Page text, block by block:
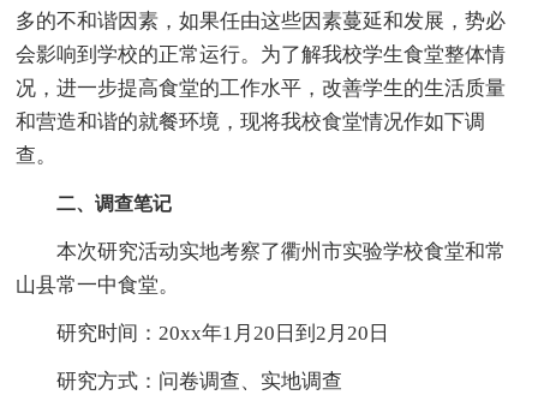
多的不和谐因素，如果任由这些因素蔓延和发展，势必
会影响到学校的正常运行。为了解我校学生食堂整体情
况，进一步提高食堂的工作水平，改善学生的生活质量
和营造和谐的就餐环境，现将我校食堂情况作如下调
查。
二、调查笔记
本次研究活动实地考察了衢州市实验学校食堂和常
山县常一中食堂。
研究时间：20xx年1月20日到2月20日
研究方式：问卷调查、实地调查